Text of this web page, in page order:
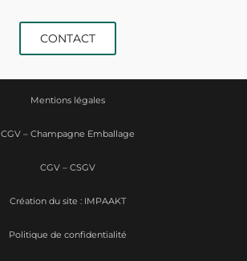
CONTACT
Mentions légales
CGV – Champagne Emballage
CGV – CSGV
Politique de confidentialité
Création du site : IMPAAKT